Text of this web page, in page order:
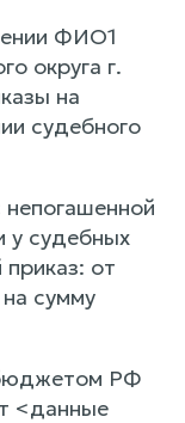
ФИО1
округа г.
на
судебного
у судебных
от
сумму
РФ
<данные